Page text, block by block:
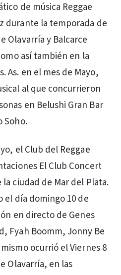
de música Reggae
durante la temporada de
Olavarría y Balcarce
así también en la
As. en el mes de Mayo,
al que concurrieron
en Belushi Gran Bar
Soho.
el Club del Reggae
El Club Concert
ciudad de Mar del Plata.
el día domingo 10 de
en directo de Genes
Fyah Boomm, Jonny Be
ocurrió el Viernes 8
Olavarría, en las